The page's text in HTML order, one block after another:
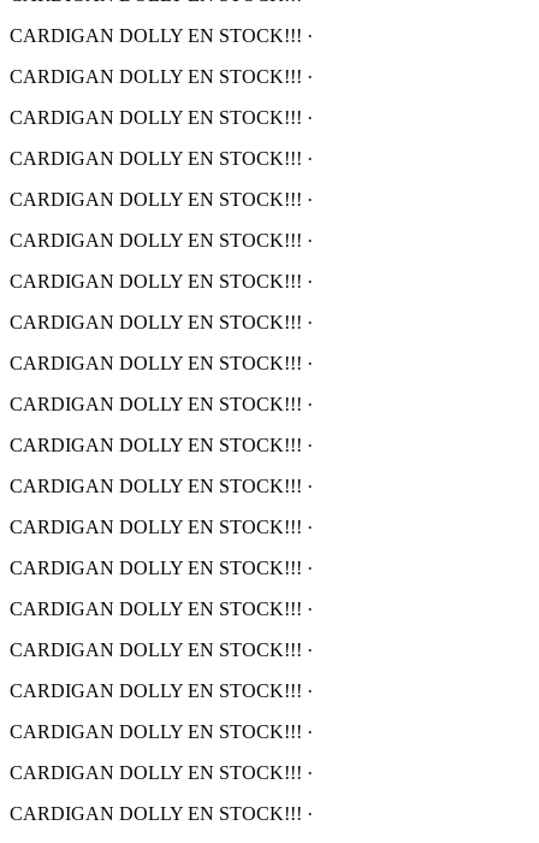
CARDIGAN DOLLY EN STOCK!!! ·
CARDIGAN DOLLY EN STOCK!!! ·
CARDIGAN DOLLY EN STOCK!!! ·
CARDIGAN DOLLY EN STOCK!!! ·
CARDIGAN DOLLY EN STOCK!!! ·
CARDIGAN DOLLY EN STOCK!!! ·
CARDIGAN DOLLY EN STOCK!!! ·
CARDIGAN DOLLY EN STOCK!!! ·
CARDIGAN DOLLY EN STOCK!!! ·
CARDIGAN DOLLY EN STOCK!!! ·
CARDIGAN DOLLY EN STOCK!!! ·
CARDIGAN DOLLY EN STOCK!!! ·
CARDIGAN DOLLY EN STOCK!!! ·
CARDIGAN DOLLY EN STOCK!!! ·
CARDIGAN DOLLY EN STOCK!!! ·
CARDIGAN DOLLY EN STOCK!!! ·
CARDIGAN DOLLY EN STOCK!!! ·
CARDIGAN DOLLY EN STOCK!!! ·
CARDIGAN DOLLY EN STOCK!!! ·
CARDIGAN DOLLY EN STOCK!!! ·